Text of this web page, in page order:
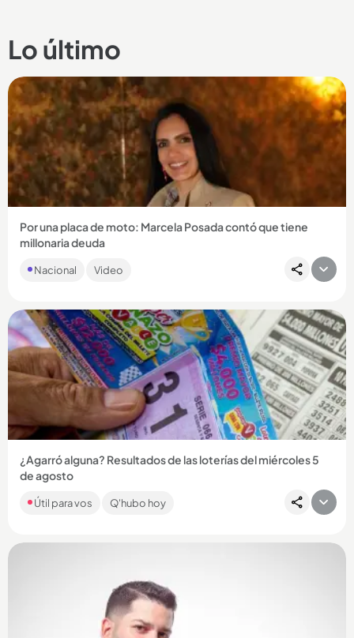
Lo último
Por una placa de moto: Marcela Posada contó que tiene
millonaria deuda
La actriz de ‘Betty la fea’ y de ‘En los tacones de Eva’ relató el
horror por el que ella y su familia están pasando por...
Nacional Video
Compartir Noticia
¿Agarró alguna? Resultados de las loterías del miércoles 5
de agosto
favoritos, revise a continuación los números que cayeron: ¡la
Útil para vos Q'hubo hoy
Compartir Noticia